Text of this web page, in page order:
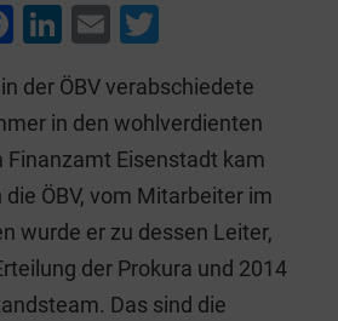
F
c
e
b
o
o
k
Li
k
e
dI
n
E
ai
l
tt
er
der ÖBV verabschiedete
in den wohlverdienten
Finanzamt Eisenstadt kam
ÖBV, vom Mitarbeiter im
wurde er zu dessen Leiter,
der Prokura und 2014
Das sind die